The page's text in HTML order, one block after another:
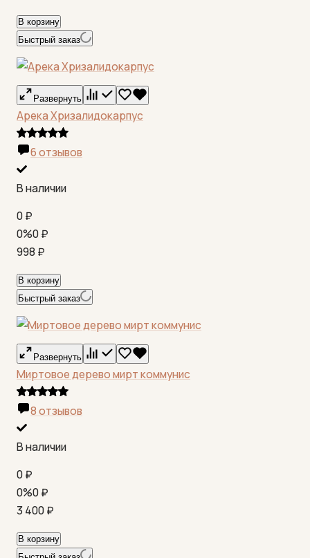
В корзину
Быстрый заказ
Развернуть
Арека Хризалидокарпус
6 отзывов
В наличии
0₽
0%0₽
998₽
В корзину
Быстрый заказ
Развернуть
Миртовое дерево мирт коммунис
8 отзывов
В наличии
0₽
0%0₽
3 400₽
В корзину